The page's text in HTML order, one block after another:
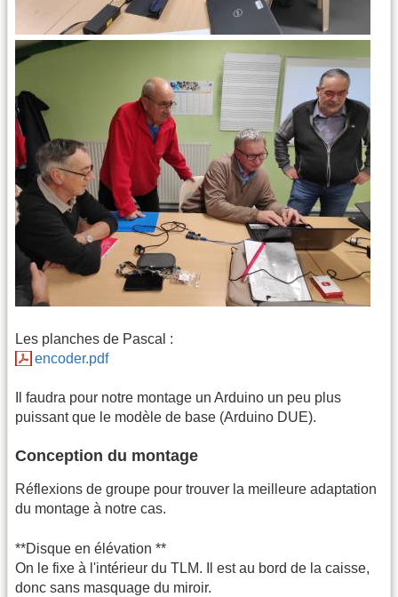
Les planches de Pascal :
encoder.pdf
Il faudra pour notre montage un Arduino un peu plus
puissant que le modèle de base (Arduino DUE).
Conception du montage
Réflexions de groupe pour trouver la meilleure adaptation
du montage à notre cas.
**Disque en élévation **
On le fixe à l'intérieur du TLM. Il est au bord de la caisse,
donc sans masquage du miroir.